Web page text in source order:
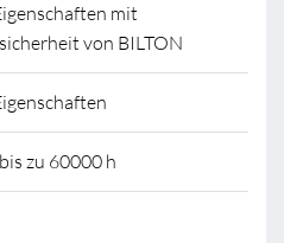
mit
von BILTON
zu 60000 h